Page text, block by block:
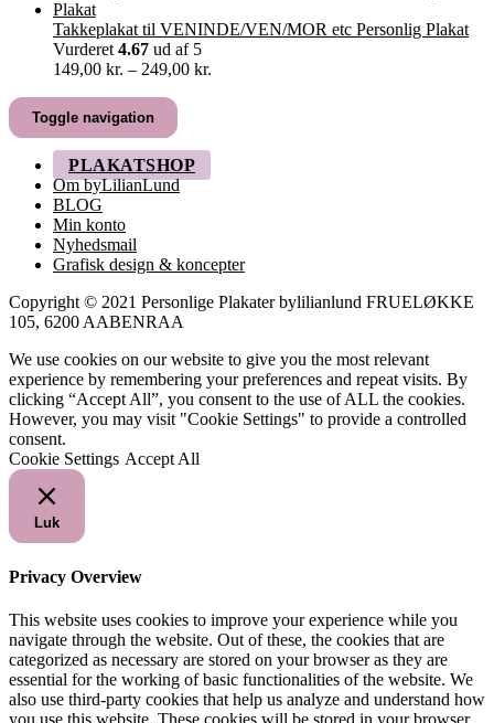
419,00 kr.
Takkeplakat til VENINDE/VEN/MOR etc Personlig Plakat
Vurderet4.67 ud af 5
149,00 kr. – 249,00 kr.
Toggle navigation
PLAKATSHOP
Om byLilianLund
BLOG
Min konto
Nyhedsmail
Grafisk design & koncepter
Copyright © 2021 Personlige Plakater bylilianlund FRUELØKKE
105, 6200 AABENRAA
We use cookies on our website to give you the most relevant
experience by remembering your preferences and repeat visits. By
clicking “Accept All”, you consent to the use of ALL the cookies.
However, you may visit "Cookie Settings" to provide a controlled
consent.
Cookie Settings Accept All
Luk
Privacy Overview
This website uses cookies to improve your experience while you
navigate through the website. Out of these, the cookies that are
categorized as necessary are stored on your browser as they are
essential for the working of basic functionalities of the website. We
also use third-party cookies that help us analyze and understand how
you use this website. These cookies will be stored in your browser